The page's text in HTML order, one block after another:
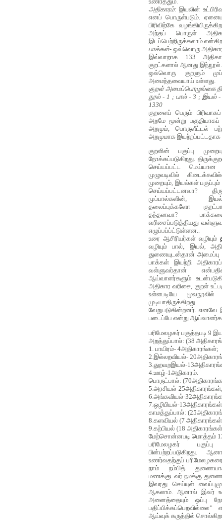
அதிகாரம்: இயலின்
எனப் பொருள்படும்.
பிரிவிற்கே
அந்தப் பொருள்
இடப்பெற்றிருக்கலாம்
பாக்கள்- ஒவ்வொரு
இவ்வாறாக 133
குறட்களால் ஆனது இந்நூல்.
ஒவ்வொரு குறளும்
அமைந்தவையாய் உள்ளது.
குறள் அமைப்பொழுங்கை
நூல் - 1 ; பால் - 3 ; இயல் -
1330
குறளைப் பெரும்
அறமே மூன்று பகுதியாகப்
அறமும், பொருளீட்டல்
அறமுமாக இயற்றப்பட்டதாக
குறளின் பகுப்பு
நோக்கப்படுகிறது.
செய்யப்பட்ட மெய்யான
முழுவடிவில்
முறையும், இயல்கள்
செய்யப்பட்டனவா?
முப்பால்களின்,
தலைப்புக்களோ
தந்தனவா?
வரிசைப்படுத்தியது
எழுப்பப்ப்ட்டுள்ளன..
உரை ஆசிரியர்கள் வழியும்
வழியும் பால், இயல்,
துணையுடன்தான் அமைப்பு
பாக்கள் இயற்றி அதிகாரப்
வள்ளுவர்தான்
ஆய்வாளர்களும்
அதிகார வரிசை, குறள்
உள்ளபடியே
வேறுபடுகின்றனர். எனவே
படைப்பே என்று
பரிமேலழகர் பகுத்தபடி 9
அறத்துப்பால்: (38
1. பாயிரம்- 4அதிகாரங்கள்;
2.இல்லறவியல்-
3.துறவறஇயல்-
4.ஊழ்-1அதிகாரம்.
பொருட்பால்:
5.அரசியல்-
6.அங்கவியல்-
7.ஒழிபியல்-
காமத்துப்பால்:
8.களவியல் (7
9.கற்பியல் (18
மேற்சொன்னபடி மொத்தம்
பரிமேலழகர்
பின்பற்றப்படுகிறது.
உணர்வதற்குப்
நாம் நம்பித்
மணக்குடவர் நமக்கு
இவரது செய்யுள்
ஆகலாம். ஆனால் இவர்
அனைத்தையும் ஒப்பு
ஆய்வுக் கருத்தில்